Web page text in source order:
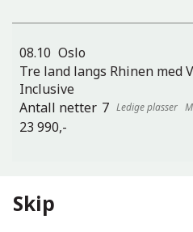
08.10 Oslo
Tre land langs Rhinen med
Inclusive
7
23 990,-
Skip